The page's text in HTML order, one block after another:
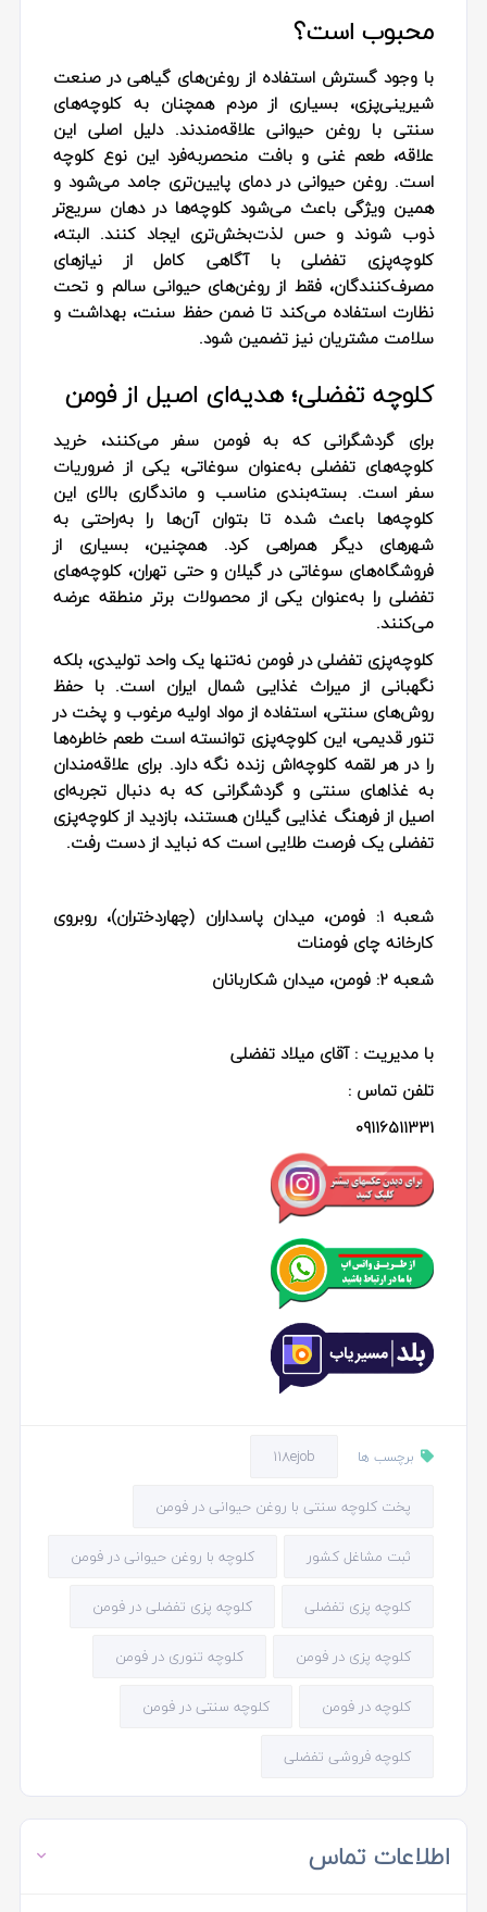
محبوب است؟
با وجود گسترش استفاده از روغن‌های گیاهی در صنعت
شیرینی‌پزی، بسیاری از مردم همچنان به کلوچه‌های
سنتی با روغن حیوانی علاقه‌مندند. دلیل اصلی این
علاقه، طعم غنی و بافت منحصربه‌فرد این نوع کلوچه
است. روغن حیوانی در دمای پایین‌تری جامد می‌شود و
همین ویژگی باعث می‌شود کلوچه‌ها در دهان سریع‌تر
ذوب شوند و حس لذت‌بخش‌تری ایجاد کنند. البته،
کلوچه‌پزی تفضلی با آگاهی کامل از نیازهای
مصرف‌کنندگان، فقط از روغن‌های حیوانی سالم و تحت
نظارت استفاده می‌کند تا ضمن حفظ سنت، بهداشت و
سلامت مشتریان نیز تضمین شود.
کلوچه تفضلی؛ هدیه‌ای اصیل از فومن
برای گردشگرانی که به فومن سفر می‌کنند، خرید
کلوچه‌های تفضلی به‌عنوان سوغاتی، یکی از ضروریات
سفر است. بسته‌بندی مناسب و ماندگاری بالای این
کلوچه‌ها باعث شده تا بتوان آن‌ها را به‌راحتی به
شهرهای دیگر همراهی کرد. همچنین، بسیاری از
فروشگاه‌های سوغاتی در گیلان و حتی تهران، کلوچه‌های
تفضلی را به‌عنوان یکی از محصولات برتر منطقه عرضه
می‌کنند.
کلوچه‌پزی تفضلی در فومن نه‌تنها یک واحد تولیدی، بلکه
نگهبانی از میراث غذایی شمال ایران است. با حفظ
روش‌های سنتی، استفاده از مواد اولیه مرغوب و پخت در
تنور قدیمی، این کلوچه‌پزی توانسته است طعم خاطره‌ها
را در هر لقمه کلوچه‌اش زنده نگه دارد. برای علاقه‌مندان
به غذاهای سنتی و گردشگرانی که به دنبال تجربه‌ای
اصیل از فرهنگ غذایی گیلان هستند، بازدید از کلوچه‌پزی
تفضلی یک فرصت طلایی است که نباید از دست رفت.
شعبه 1:
فومن، میدان پاسداران (چهاردختران)، روبروی
کارخانه چای فومنات
شعبه 2:
فومن، میدان شکاربانان
با مدیریت : آقای میلاد تفضلی
تلفن تماس :
09116511331
برچسب ها 118ejob
پخت کلوچه سنتی با روغن حیوانی در فومن
ثبت مشاغل کشور کلوچه با روغن حیوانی در فومن
کلوچه پزی تفضلی کلوچه پزی تفضلی در فومن
کلوچه پزی در فومن کلوچه تنوری در فومن
کلوچه در فومن کلوچه سنتی در فومن
کلوچه فروشی تفضلی
اطلاعات تماس